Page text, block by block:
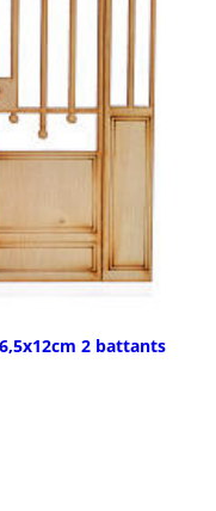
2 battants